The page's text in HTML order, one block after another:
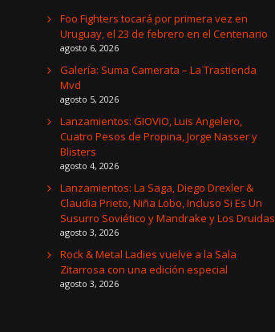
Foo Fighters tocará por primera vez en
Uruguay, el 23 de febrero en el Centenario
agosto 6, 2026
Galería: Suma Camerata – La Trastienda
Mvd
agosto 5, 2026
Lanzamientos: GIOVIO, Luis Angelero,
Cuatro Pesos de Propina, Jorge Nasser y
Blisters
agosto 4, 2026
Lanzamientos: La Saga, Diego Drexler &
Claudia Prieto, Niña Lobo, Incluso Si Es Un
Susurro Soviético y Mandrake y Los Druidas
agosto 3, 2026
Rock & Metal Ladies vuelve a la Sala
Zitarrosa con una edición especial
agosto 3, 2026